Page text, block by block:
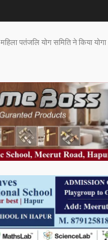
महिला पतंजलि योग समिति ने किया योगा